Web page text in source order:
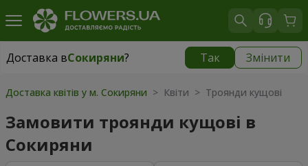
Доставка вСокиряни? Так Змінити
Доставка вСокиряни|
Доставка квітів у м. Сокиряни > Квіти > Троянди кущові
Замовити троянди кущові в
Сокиряни